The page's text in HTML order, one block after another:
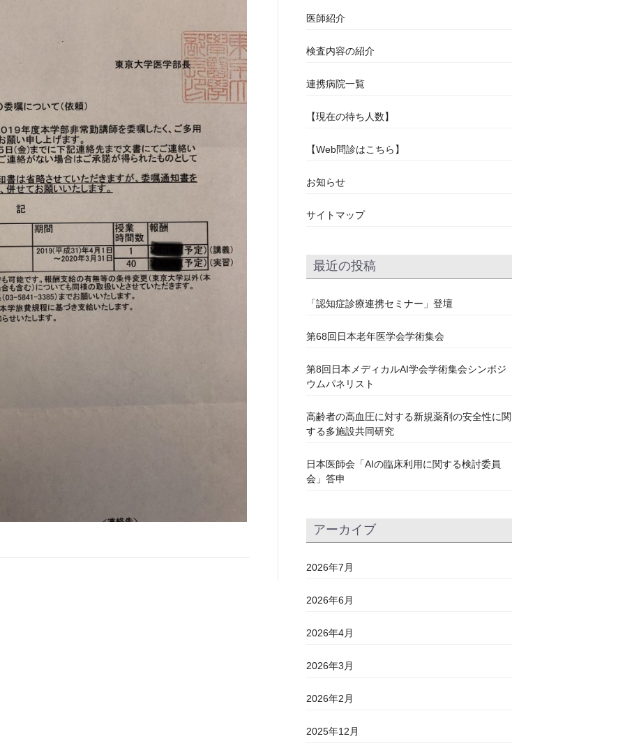
医師紹介
検査内容の紹介
連携病院一覧
【現在の待ち人数】
【Web問診はこちら】
お知らせ
サイトマップ
最近の投稿
「認知症診療連携セミナー」登壇
第68回日本老年医学会学術集会
第8回日本メディカルAI学会学術集会シンポジ
ウムパネリスト
高齢者の高血圧に対する新規薬剤の安全性に関
する多施設共同研究
日本医師会「AIの臨床利用に関する検討委員
会」答申
アーカイブ
2026年7月
2026年6月
2026年4月
2026年3月
2026年2月
2025年12月